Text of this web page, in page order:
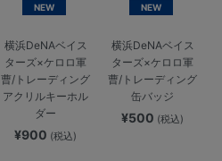
NEW
横浜DeNAベイス
ターズ×ケロロ軍
曹/トレーディング
アクリルキーホル
ダー
¥900 (税込)
NEW
横浜DeNAベイス
ターズ×ケロロ軍
曹/トレーディング
缶バッジ
¥500 (税込)